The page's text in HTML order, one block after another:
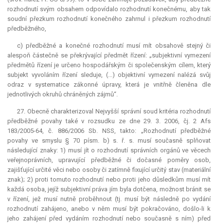
rozhodnutí svým obsahem odpovídalo rozhodnutí konečnému, aby tak
soudní přezkum rozhodnutí konečného zahrnul i přezkum rozhodnutí
předběžného,
c) předběžné a konečné rozhodnutí musí mít obsahově stejný či
alespoň částečně se překrývající předmět řízení: „subjektivní vymezení
předmětů řízení je určeno hospodářským či společenským cílem, který
subjekt vyvoláním řízení sleduje, (...) objektivní vymezení nalézá svůj
odraz v systematice zákonné úpravy, která je vnitřně členěna dle
jednotlivých okruhů chráněných zájmů“.
27. Obecně charakterizoval Nejvyšší správní soud kritéria rozhodnutí
předběžné povahy také v rozsudku ze dne 29. 3. 2006, čj. 2 Afs
183/2005-64, č. 886/2006 Sb. NSS, takto: „Rozhodnutí předběžné
povahy ve smyslu § 70 písm. b) s. ř. s. musí současně splňovat
následující znaky: 1) musí jít o rozhodnutí správních orgánů ve věcech
veřejnoprávních, upravující předběžné či dočasné poměry osob,
zajišťující určité věci nebo osoby či zatímně fixující určitý stav (materiální
znak); 2) proti tomuto rozhodnutí nebo proti jeho důsledkům musí mít
každá osoba, jejíž subjektivní práva jím byla dotčena, možnost bránit se
v řízení, jež musí nutně proběhnout (tj. musí být následně po vydání
rozhodnutí zahájeno, anebo v něm musí být pokračováno, došlo-li k
jeho zahájení před vydáním rozhodnutí nebo současně s ním) před